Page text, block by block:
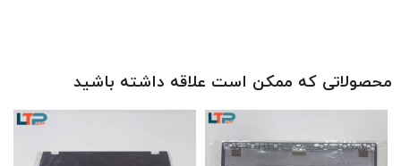
محصولاتی که ممکن است علاقه داشته باشید